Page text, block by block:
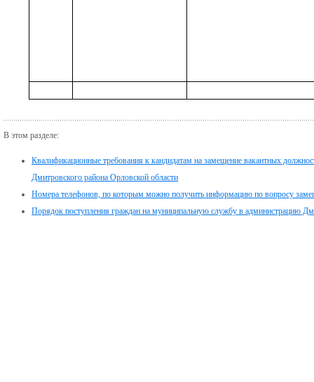
В этом разделе:
Квалификационные требования к кандидатам на замещение вакантных
Дмитровского района Орловской области
Номера телефонов, по которым можно получить информацию по вопросу
Порядок поступления граждан на муниципальную службу в администрацию